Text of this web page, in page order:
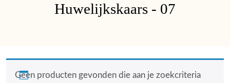
Huwelijkskaars - 07
Geen producten gevonden die aan je zoekcriteria